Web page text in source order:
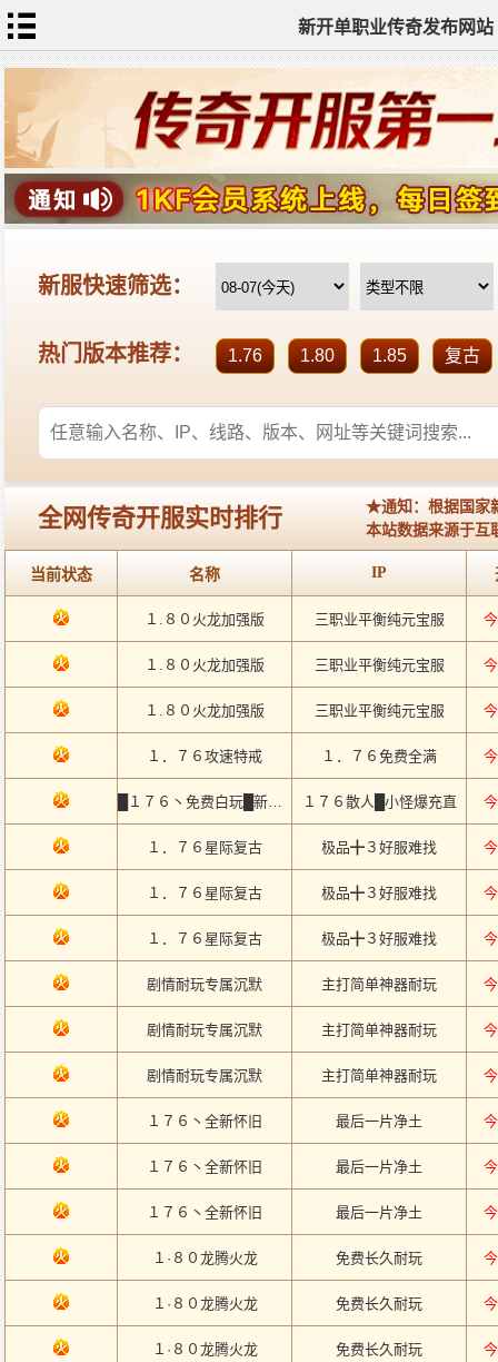
新开单职业传奇发布网站
网
站
首
页
单
职
业
传
奇
迷
失
传
奇
神
器
单
职
业
打
金
传
奇
sf
新
开
单
职
业
传
奇
全
站
标
签